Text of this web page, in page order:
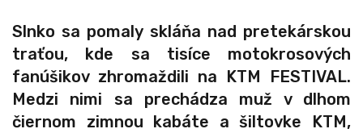
Slnko sa pomaly skláňa nad pretekárskou
traťou, kde sa tisíce motokrosových
fanúšikov zhromaždili na KTM FESTIVAL.
Medzi nimi sa prechádza muž v dlhom
čiernom zimnou kabáte a šiltovke KTM,